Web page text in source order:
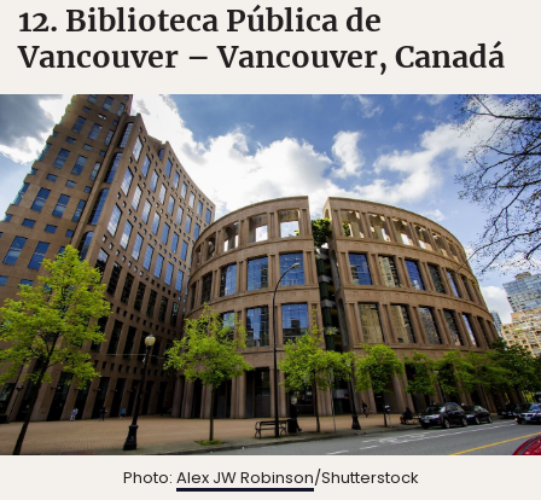
12. Biblioteca Pública de
Vancouver – Vancouver, Canadá
Photo: Alex JW Robinson/Shutterstock